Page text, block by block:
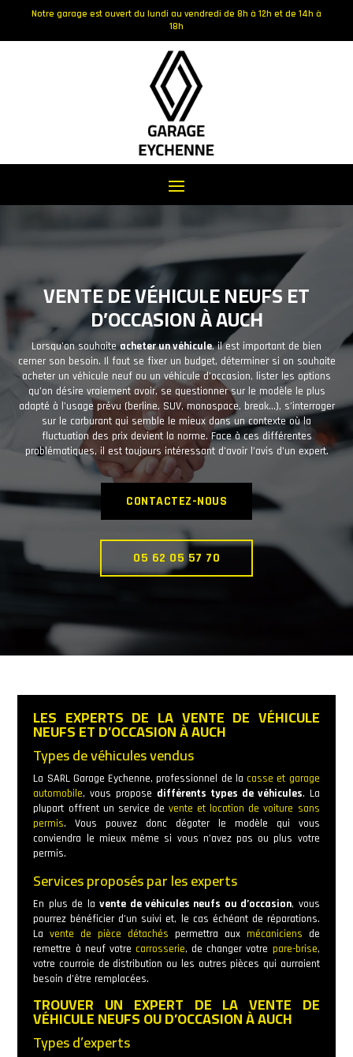
Notre garage est ouvert du lundi au vendredi de 8h à 12h et de 14h à
18h
VENTE DE VÉHICULE NEUFS ET
D’OCCASION À AUCH
Lorsqu’on souhaiteacheter un véhicule, il est important de bien
cerner son besoin. Il faut se fixer un budget, déterminer si on souhaite
acheter un véhicule neuf ou un véhicule d’occasion, lister les options
qu’on désire vraiement avoir, se questionner sur le modèle le plus
adapté à l’usage prévu (berline, SUV, monospace, break…), s’interroger
sur le carburant qui semble le mieux dans un contexte où la
fluctuation des prix devient la norme. Face à ces différentes
problématiques, il est toujours intéressant d’avoir l’avis d’un expert.
CONTACTEZ-NOUS
05 62 05 57 70
LES EXPERTS DE LA VENTE DE VÉHICULE
NEUFS ET D’OCCASION À AUCH
Types de véhicules vendus
La SARL Garage Eychenne, professionnel de la casse et garage
automobile, vous propose différents types de véhicules. La
plupart offrent un service de vente et location de voiture sans
permis. Vous pouvez donc dégoter le modèle qui vous
conviendra le mieux même si vous n’avez pas ou plus votre
permis.
Services proposés par les experts
En plus de lavente de véhicules neufs ou d’occasion, vous
pourrez bénéficier d’un suivi et, le cas échéant de réparations.
Lavente de pièce détachés permettra aux mécaniciens de
remettre à neuf votre carrosserie, de changer votre pare-brise,
votre courroie de distribution ou les autres pièces qui aurraient
besoin d’être remplacées.
TROUVER UN EXPERT DE LA VENTE DE
VÉHICULE NEUFS OU D’OCCASION À AUCH
Types d’experts